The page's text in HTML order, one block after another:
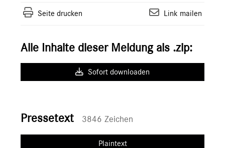
Seite drucken Link mailen
Alle Inhalte dieser Meldung als .zip:
Sofort downloaden
Pressetext 3846 Zeichen
Plaintext